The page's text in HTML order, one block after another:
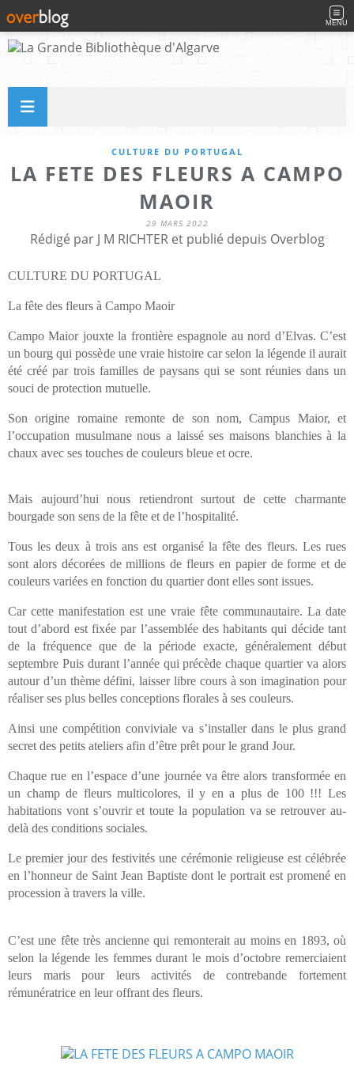
MENU
CULTURE DU PORTUGAL
LA FETE DES FLEURS A CAMPO
MAOIR
29 MARS 2022
Rédigé par J M RICHTER et publié depuis Overblog
CULTURE DU PORTUGAL
La fête des fleurs à Campo Maoir
Campo Maior jouxte la frontière espagnole au nord d’Elvas. C’est
un bourg qui possède une vraie histoire car selon la légende il aurait
été créé par trois familles de paysans qui se sont réunies dans un
souci de protection mutuelle.
Son origine romaine remonte de son nom, Campus Maior, et
l’occupation musulmane nous a laissé ses maisons blanchies à la
chaux avec ses touches de couleurs bleue et ocre.
Mais aujourd’hui nous retiendront surtout de cette charmante
bourgade son sens de la fête et de l’hospitalité.
Tous les deux à trois ans est organisé la fête des fleurs. Les rues
sont alors décorées de millions de fleurs en papier de forme et de
couleurs variées en fonction du quartier dont elles sont issues.
Car cette manifestation est une vraie fête communautaire. La date
tout d’abord est fixée par l’assemblée des habitants qui décide tant
de la fréquence que de la période exacte, généralement début
septembre Puis durant l’année qui précède chaque quartier va alors
autour d’un thème défini, laisser libre cours à son imagination pour
réaliser ses plus belles conceptions florales à ses couleurs.
Ainsi une compétition conviviale va s’installer dans le plus grand
secret des petits ateliers afin d’être prêt pour le grand Jour.
Chaque rue en l’espace d’une journée va être alors transformée en
un champ de fleurs multicolores, il y en a plus de 100 !!! Les
habitations vont s’ouvrir et toute la population va se retrouver au-
delà des conditions sociales.
Le premier jour des festivités une cérémonie religieuse est célébrée
en l’honneur de Saint Jean Baptiste dont le portrait est promené en
procession à travers la ville.
C’est une fête très ancienne qui remonterait au moins en 1893, où
selon la légende les femmes durant le mois d’octobre remerciaient
leurs maris pour leurs activités de contrebande fortement
rémunératrice en leur offrant des fleurs.